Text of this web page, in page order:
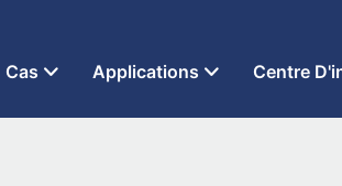
Cas Applications Centre